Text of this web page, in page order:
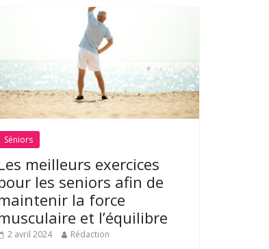
Séniors
meilleurs exercices
les seniors afin de
la force
et l’équilibre
2 avril 2024 Rédaction